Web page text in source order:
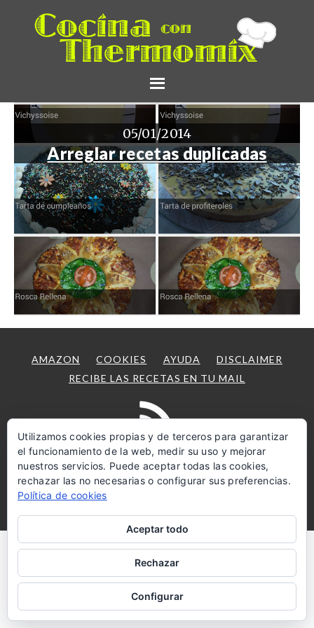
05/01/2014
Arreglar recetas duplicadas
AMAZON COOKIES AYUDA
DISCLAIMER
RECIBE LAS RECETAS EN TU MAIL
Suscríbete
Copyright © 2026 ·Ambiance Pro ThemeonGenesis
Framework
Utilizamos cookies propias y de terceros para garantizar
el funcionamiento de la web, medir su uso y mejorar
nuestros servicios. Puede aceptar todas las cookies,
rechazar las no necesarias o configurar sus preferencias.
Política de cookies
Aceptar todo
Rechazar
Configurar